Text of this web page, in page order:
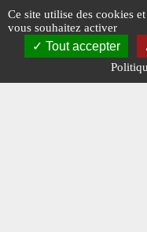
#DANEMARK
Ce site utilise des cookies
vous souhaitez activer
Tout accepter